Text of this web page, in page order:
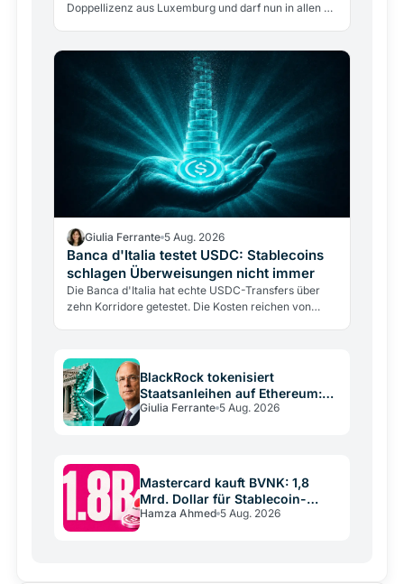
Doppellizenz aus Luxemburg und darf nun in allen 27
Giulia Ferrante 5 Aug. 2026
Banca d'Italia testet USDC: Stablecoins
schlagen Überweisungen nicht immer
Die Banca d'Italia hat echte USDC-Transfers über
zehn Korridore getestet. Die Kosten reichen von
BlackRock tokenisiert
Staatsanleihen auf Ethereum:
der Kampf um Stablecoin-
Giulia Ferrante 5 Aug. 2026
Mastercard kauft BVNK: 1,8
Mrd. Dollar für Stablecoin-
Infrastruktur
Hamza Ahmed 5 Aug. 2026